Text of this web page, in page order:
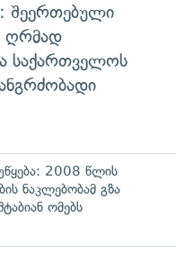
შეერთებული
ღრმად
საქართველოს
2008 წლის
ნაკლებობამ გზა
ომებს